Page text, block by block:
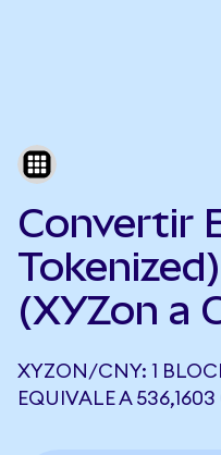
Convertir
(XYZon a
XYZON/CNY: 1
EQUIVALE A